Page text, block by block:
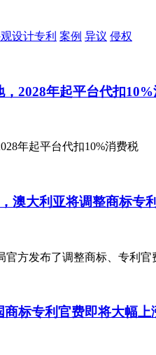
设计专利 案例 异议 侵权
，2028年起平台代扣
年起平台代扣10%消费税
澳大利亚将调整商标专
官方发布了调整商标、专利
标专利官费即将大幅上